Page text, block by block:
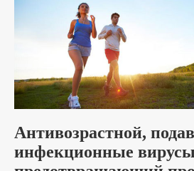
Антивозрастной,
инфекционные